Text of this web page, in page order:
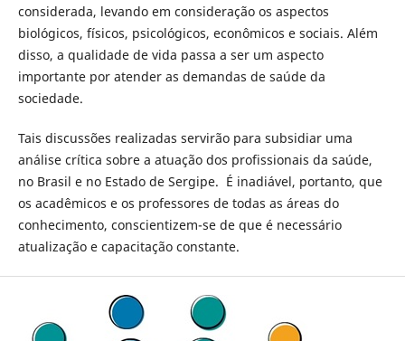
considerada, levando em consideração os aspectos
biológicos, físicos, psicológicos, econômicos e sociais. Além
disso, a qualidade de vida passa a ser um aspecto
importante por atender as demandas de saúde da
sociedade.
Tais discussões realizadas servirão para subsidiar uma
análise crítica sobre a atuação dos profissionais da saúde,
no Brasil e no Estado de Sergipe. É inadiável, portanto, que
os acadêmicos e os professores de todas as áreas do
conhecimento, conscientizem-se de que é necessário
atualização e capacitação constante.